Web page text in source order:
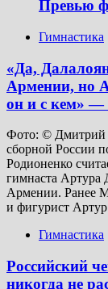
Превью
Гимнастика
«Да,
Армении, но
он и с кем» —
Фото: © Дмитрий
сборной России
Родионенко
гимнаста Артура
Армении. Ранее
и фигурист
Гимнастика
Российский
никогда не